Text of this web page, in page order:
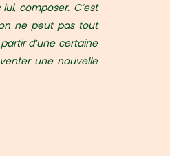
composer. C’est
ne peut pas tout
d’une certaine
une nouvelle